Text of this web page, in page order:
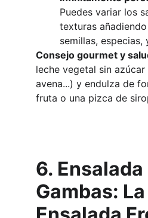
Puedes variar los
texturas
semillas,
Consejo gourmet y
leche vegetal sin azúcar
avena...) y endulza de
fruta o una pizca de
6. Ensalada
Gambas: La